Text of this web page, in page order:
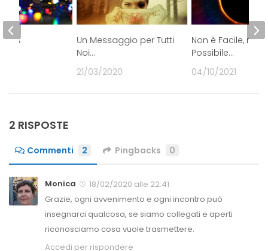
Un Messaggio per Tutti
Noi…
21/03/2020
Non è Facile, ma
Possibile…
04/10/2021
A
2 RISPOSTE
Commenti 2 Pingbacks 0
Monica
18/02/2020 alle 22:41
Grazie, ogni avvenimento e ogni incontro può
insegnarci qualcosa, se siamo collegati e aperti
riconosciamo cosa vuole trasmettere.
Accedi per rispondere